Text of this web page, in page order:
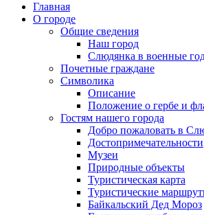
Главная
О городе
Общие сведения
Наш город
Слюдянка в военные
Почетные граждане
Символика
Описание
Положение о гербе и
Гостям нашего города
Добро пожаловать в
Достопримечательности
Музеи
Природные объекты
Туристическая карта
Туристические
Байкальский Дед Мороз